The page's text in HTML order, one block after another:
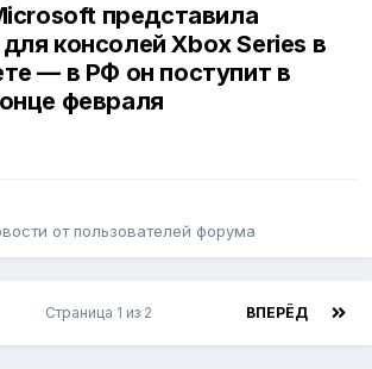
представила
консолей Xbox Series в
— в РФ он поступит в
февраля
от пользователей форума
ВПЕРЁД
Страница 1 из 2